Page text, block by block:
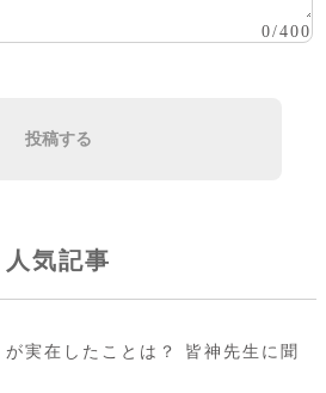
0/400
投稿する
人気記事
が実在したことは？ 皆神先生に聞